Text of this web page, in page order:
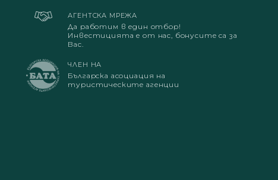
АГЕНТСКА МРЕЖА
Да работим в един отбор!
Инвестицията е от нас, бонусите са за
Вас.
ЧЛЕН НА
Българска асоциация на
туристическите агенции